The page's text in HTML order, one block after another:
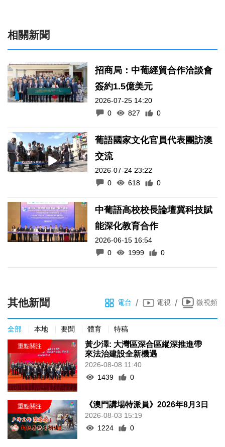
相關新聞
招商局：中葡經貿合作洽談會
簽約1.5億美元
2026-07-25 14:20
0
827 0
葡語國家文化官員代表團訪澳
交流
2026-07-24 23:22
0
618 0
中葡語高校校長論壇冀科技賦
能深化教育合作
2026-06-15 16:54
0
1999 0
其他新聞 電台 / 電視 / 微視頻
全部 本地 要聞 體育 特稿
黃少澤: 大灣區深合區縱深推進帶
來法治建設全新機遇
2026-08-08 11:40
1439
0
《澳門講場特派員》2026年8月3日
2026-08-03 15:19
1224
0